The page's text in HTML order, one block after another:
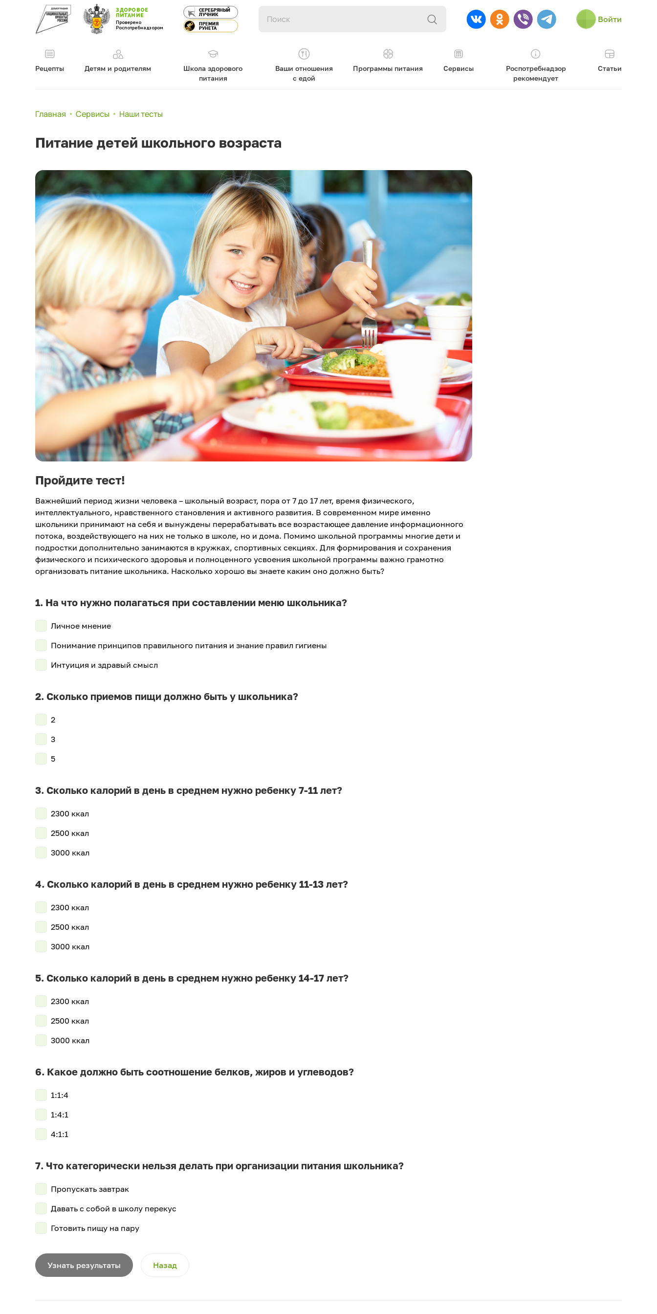
ЗДОРОВОЕ
ПИТАНИЕ
Проверено
Роспотребнадзором
СЕРЕБРЯНЫЙ
ЛУЧНИК
ПРЕМИЯ
РУНЕТА
Войти
Рецепты Детям и родителям
Школа здорового
питания
Ваши отношения
с едой
Программы питания Сервисы
Роспотребнадзор
рекомендует
Статьи
Главная Сервисы Наши тесты
Питание детей школьного возраста
Пройдите тест!
Важнейший период жизни человека – школьный возраст, пора от 7 до 17 лет, время физического,
интеллектуального, нравственного становления и активного развития. В современном мире именно
школьники принимают на себя и вынуждены перерабатывать все возрастающее давление информационного
потока, воздействующего на них не только в школе, но и дома. Помимо школьной программы многие дети и
подростки дополнительно занимаются в кружках, спортивных секциях. Для формирования и сохранения
физического и психического здоровья и полноценного усвоения школьной программы важно грамотно
организовать питание школьника. Насколько хорошо вы знаете каким оно должно быть?
На что нужно полагаться при составлении меню школьника?
Личное мнение
Понимание принципов правильного питания и знание правил гигиены
Интуиция и здравый смысл
Сколько приемов пищи должно быть у школьника?
2
3
5
Сколько калорий в день в среднем нужно ребенку 7-11 лет?
2300 ккал
2500 ккал
3000 ккал
Сколько калорий в день в среднем нужно ребенку 11-13 лет?
2300 ккал
2500 ккал
3000 ккал
Сколько калорий в день в среднем нужно ребенку 14-17 лет?
2300 ккал
2500 ккал
3000 ккал
Какое должно быть соотношение белков, жиров и углеводов?
1:1:4
1:4:1
4:1:1
Что категорически нельзя делать при организации питания школьника?
Пропускать завтрак
Давать с собой в школу перекус
Готовить пищу на пару
Узнать результаты Назад